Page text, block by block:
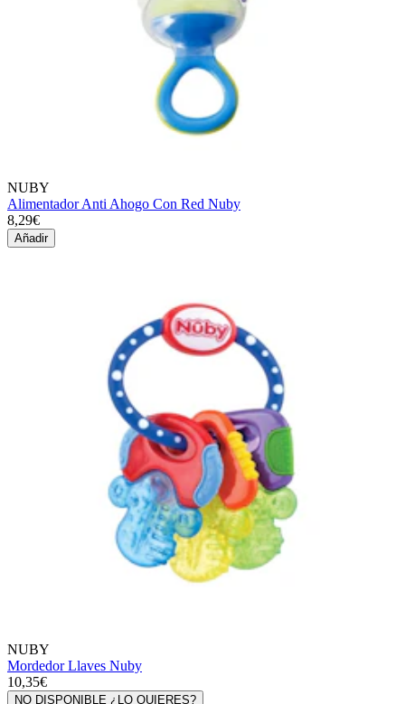
NUBY
Alimentador Anti Ahogo Con Red Nuby
8,29€
Añadir
NUBY
Mordedor Llaves Nuby
10,35€
NO DISPONIBLE ¿LO QUIERES?